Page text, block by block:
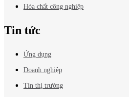
Hóa chất công nghiệp
Tin tức
Ứng dụng
Doanh nghiệp
Tin thị trường